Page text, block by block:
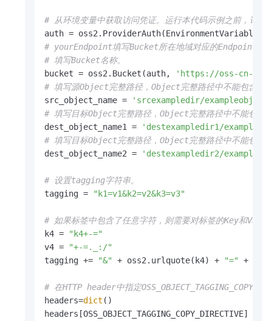
# 从环境变量中获取访问凭证。运行本代码示例之前，请确保
# yourEndpoint填写Bucket所在地域对应的Endpoint
# 填写Bucket名称。
bucket = oss2.Bucket(auth,
'https://oss-cn-
# 填写源Object完整路径，Object完整路径中不能包
src_object_name =
'srcexampledir/
# 填写目标Object完整路径，Object完整路径中不能
dest_object_name1 =
'destexampledir1/
# 填写目标Object完整路径，Object完整路径中不能
dest_object_name2 =
'destexampledir2/
# 设置tagging字符串。
tagging =
"k1=v1&k2=v2&k3=v3"
# 如果标签中包含了任意字符，则需要对标签的Key和Value
k4 =
"k4+-="
v4 =
"+-=._:/"
tagging +=
"&" + oss2.urlquote(k4) + "=" +
# 在HTTP header中指定
headers=dict ()
headers[OSS_OBJECT_TAGGING_COPY_DIRECTIVE] =